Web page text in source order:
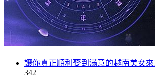
讓你真正順利娶到滿意的越南美女來
342